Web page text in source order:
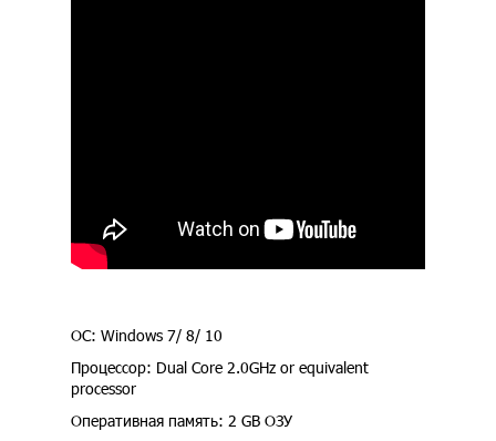
ОС: Windows 7/ 8/ 10
Процессор: Dual Core 2.0GHz or equivalent
processor
Оперативная память: 2 GB ОЗУ